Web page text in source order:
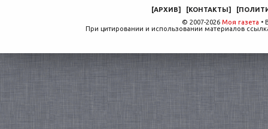
[АРХИВ] [КОНТАКТЫ] [
© 2007-2026 Моя газета •
При цитировании и использовании материалов